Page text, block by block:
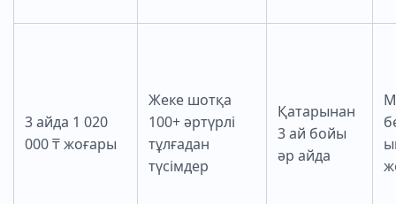
3 айда 1 020
000 ₸ жоғары
Жеке шотқа
100+ әртүрлі
тұлғадан
түсімдер
Қатарынан
3 ай бойы
әр айда